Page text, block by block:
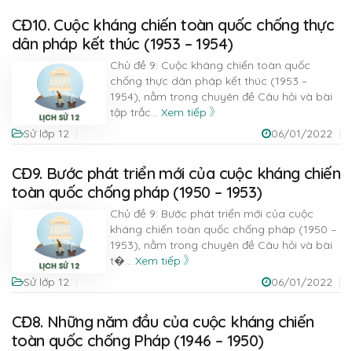
CĐ10. Cuộc kháng chiến toàn quốc chống thực
dân pháp kết thúc (1953 – 1954)
Chủ đề 9: Cuộc kháng chiến toàn quốc
chống thực dân pháp kết thúc (1953 –
1954), nằm trong chuyên đề Câu hỏi và bài
tập trắc... Xem tiếp
Sử lớp 12
06/01/2022
CĐ9. Bước phát triển mới của cuộc kháng chiến
toàn quốc chống pháp (1950 – 1953)
Chủ đề 9: Bước phát triển mới của cuộc
kháng chiến toàn quốc chống pháp (1950 –
1953), nằm trong chuyên đề Câu hỏi và bài
t�... Xem tiếp
Sử lớp 12
06/01/2022
CĐ8. Những năm đầu của cuộc kháng chiến
toàn quốc chống Pháp (1946 – 1950)